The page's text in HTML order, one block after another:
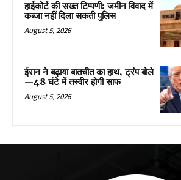
हाईकोर्ट की सख्त टिप्पणी: जमीन विवाद में
कब्जा नहीं दिला सकती पुलिस
August 5, 2026
ईरान ने बढ़ाया बातचीत का हाथ, ट्रंप बोले
—48 घंटे में तस्वीर होगी साफ
August 5, 2026